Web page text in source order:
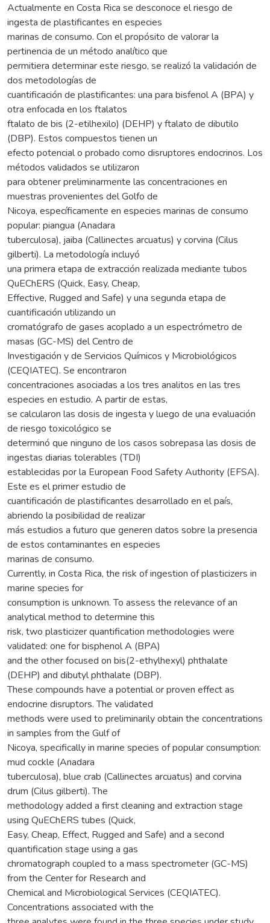
Actualmente en Costa Rica se desconoce el riesgo de
ingesta de plastificantes en especies
marinas de consumo. Con el propósito de valorar la
pertinencia de un método analítico que
permitiera determinar este riesgo, se realizó la validación de
dos metodologías de
cuantificación de plastificantes: una para bisfenol A (BPA) y
otra enfocada en los ftalatos
ftalato de bis (2-etilhexilo) (DEHP) y ftalato de dibutilo
(DBP). Estos compuestos tienen un
efecto potencial o probado como disruptores endocrinos. Los
métodos validados se utilizaron
para obtener preliminarmente las concentraciones en
muestras provenientes del Golfo de
Nicoya, específicamente en especies marinas de consumo
popular: piangua (Anadara
tuberculosa), jaiba (Callinectes arcuatus) y corvina (Cilus
gilberti). La metodología incluyó
una primera etapa de extracción realizada mediante tubos
QuEChERS (Quick, Easy, Cheap,
Effective, Rugged and Safe) y una segunda etapa de
cuantificación utilizando un
cromatógrafo de gases acoplado a un espectrómetro de
masas (GC-MS) del Centro de
Investigación y de Servicios Químicos y Microbiológicos
(CEQIATEC). Se encontraron
concentraciones asociadas a los tres analitos en las tres
especies en estudio. A partir de estas,
se calcularon las dosis de ingesta y luego de una evaluación
de riesgo toxicológico se
determinó que ninguno de los casos sobrepasa las dosis de
ingestas diarias tolerables (TDI)
establecidas por la European Food Safety Authority (EFSA).
Este es el primer estudio de
cuantificación de plastificantes desarrollado en el país,
abriendo la posibilidad de realizar
más estudios a futuro que generen datos sobre la presencia
de estos contaminantes en especies
marinas de consumo.
Currently, in Costa Rica, the risk of ingestion of plasticizers in
marine species for
consumption is unknown. To assess the relevance of an
analytical method to determine this
risk, two plasticizer quantification methodologies were
validated: one for bisphenol A (BPA)
and the other focused on bis(2-ethylhexyl) phthalate
(DEHP) and dibutyl phthalate (DBP).
These compounds have a potential or proven effect as
endocrine disruptors. The validated
methods were used to preliminarily obtain the concentrations
in samples from the Gulf of
Nicoya, specifically in marine species of popular consumption:
mud cockle (Anadara
tuberculosa), blue crab (Callinectes arcuatus) and corvina
drum (Cilus gilberti). The
methodology added a first cleaning and extraction stage
using QuEChERS tubes (Quick,
Easy, Cheap, Effect, Rugged and Safe) and a second
quantification stage using a gas
chromatograph coupled to a mass spectrometer (GC-MS)
from the Center for Research and
Chemical and Microbiological Services (CEQIATEC).
Concentrations associated with the